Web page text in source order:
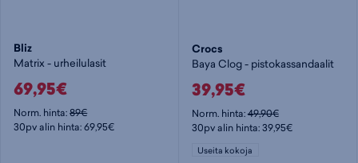
Bliz
Matrix - urheilulasit
69,95€
Norm. hinta:89€
30pv alin hinta: 69,95€
Crocs
Baya Clog - pistokassandaalit
39,95€
Norm. hinta:49,90€
30pv alin hinta: 39,95€
Useita kokoja